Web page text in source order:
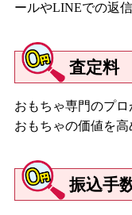
ールやLINEでの返
査定料
おもちゃ専門のプ
おもちゃの価値を高
振込手